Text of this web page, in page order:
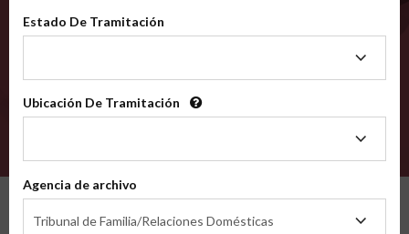
Estado De Tramitación
Tramitación
Ubicación De Tramitación
Tramitación
Agencia de archivo
Tribunal de Familia/Relaciones Domésticas
de